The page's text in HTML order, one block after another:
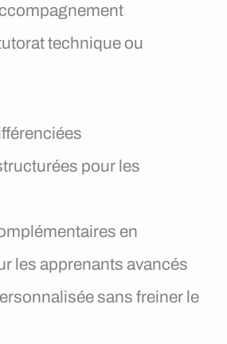
technique ou
pour les
en
les apprenants avancés
sans freiner le